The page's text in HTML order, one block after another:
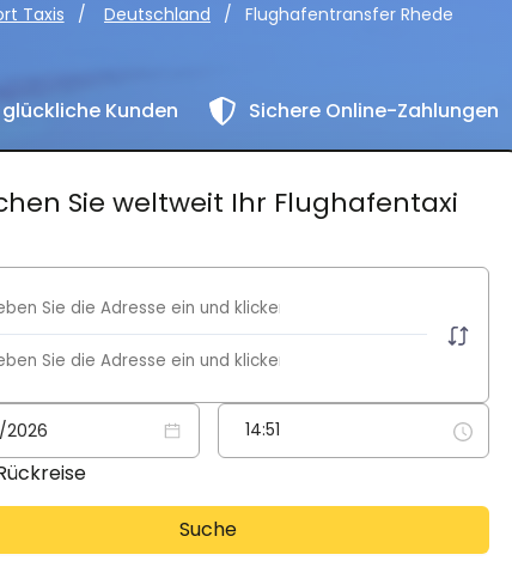
Taxis Deutschland Flughafentransfer Rhede
Kunden Sichere Online-Zahlungen
Sie weltweit Ihr Flughafentaxi
Suche